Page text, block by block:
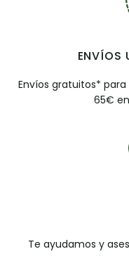
ENVÍOS
Envíos gratuitos*
65€
Te ayudamos y